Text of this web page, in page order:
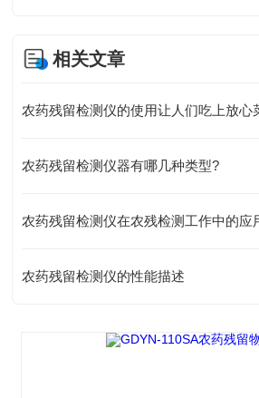
相关文章
农药残留检测仪的使用让人们吃上放心
农药残留检测仪器有哪几种类型?
农药残留检测仪在农残检测工作中的应
农药残留检测仪的性能描述